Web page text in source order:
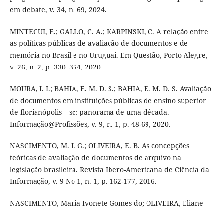
em debate, v. 34, n. 69, 2024.
MINTEGUI, E.; GALLO, C. A.; KARPINSKI, C. A relação entre
as políticas públicas de avaliação de documentos e de
memória no Brasil e no Uruguai. Em Questão, Porto Alegre,
v. 26, n. 2, p. 330–354, 2020.
MOURA, I. I.; BAHIA, E. M. D. S.; BAHIA, E. M. D. S. Avaliação
de documentos em instituições públicas de ensino superior
de florianópolis – sc: panorama de uma década.
Informação@Profissões, v. 9, n. 1, p. 48-69, 2020.
NASCIMENTO, M. I. G.; OLIVEIRA, E. B. As concepções
teóricas de avaliação de documentos de arquivo na
legislação brasileira. Revista Ibero-Americana de Ciência da
Informação, v. 9 No 1, n. 1, p. 162-177, 2016.
NASCIMENTO, Maria Ivonete Gomes do; OLIVEIRA, Eliane